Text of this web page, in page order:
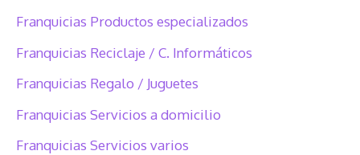
Franquicias Productos especializados
Franquicias Reciclaje / C. Informáticos
Franquicias Regalo / Juguetes
Franquicias Servicios a domicilio
Franquicias Servicios varios